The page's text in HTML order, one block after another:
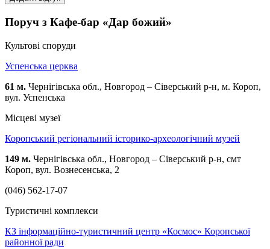
Поруч з Кафе-бар «Дар божий»
Культові споруди
Успенська церква
61 м. Чернігівська обл., Новгород – Сіверський р-н, м. Короп,
вул. Успенська
Місцеві музеї
Коропський регіональний історико-археологічний музей
149 м. Чернігівська обл., Новгород – Сіверський р-н, cмт
Короп, вул. Вознесенська, 2
(046) 562-17-07
Туристичні комплекси
КЗ інформаційно-туристичний центр «Космос» Коропської
районної ради